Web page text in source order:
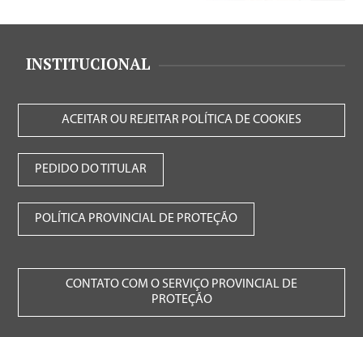
INSTITUCIONAL
ACEITAR OU REJEITAR POLÍTICA DE COOKIES
PEDIDO DO TITULAR
POLÍTICA PROVINCIAL DE PROTEÇÃO
CONTATO COM O SERVIÇO PROVINCIAL DE
PROTEÇÃO